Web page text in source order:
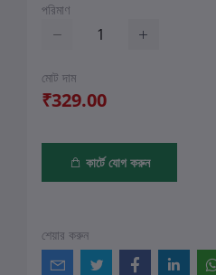
পরিমাণ
মোট দাম
₹329.00
কার্টে যোগ করুন
শেয়ার করুন